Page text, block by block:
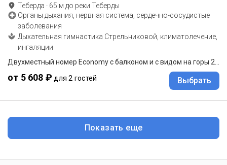
Теберда · 65 м до реки Теберды
Органы дыхания, нервная система, сердечно-сосудистые
заболевания
Дыхательная гимнастика Стрельниковой, климатолечение,
ингаляции
Двухместный номер Economy с балконом и с видом на горы 2 отдельные кровати
от 5 608 ₽ для 2 гостей Выбрать
Показать еще